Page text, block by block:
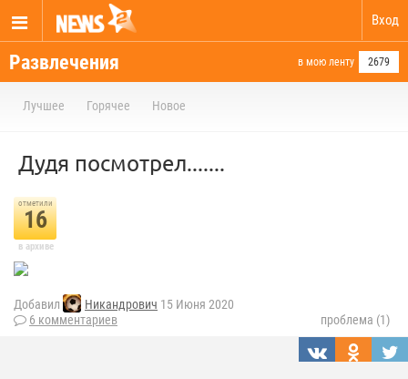
Вход
Развлечения в мою ленту 2679
Лучшее Горячее Новое
Дудя посмотрел.......
отметили
16
в архиве
Добавил Никандрович 15 Июня 2020
6 комментариев
проблема (1)